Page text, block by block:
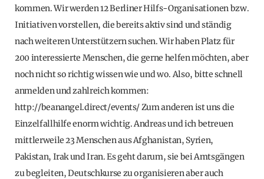
kommen. Wir werden 12 Berliner Hilfs-Organisationen bzw.
Initiativen vorstellen, die bereits aktiv sind und ständig
nach weiteren Unterstützern suchen. Wir haben Platz für
200 interessierte Menschen, die gerne helfen möchten, aber
noch nicht so richtig wissen wie und wo. Also, bitte schnell
anmelden und zahlreich kommen:
http://beanangel.direct/events/ Zum anderen ist uns die
Einzelfallhilfe enorm wichtig. Andreas und ich betreuen
mittlerweile 23 Menschen aus Afghanistan, Syrien,
Pakistan, Irak und Iran. Es geht darum, sie bei Amtsgängen
zu begleiten, Deutschkurse zu organisieren aber auch